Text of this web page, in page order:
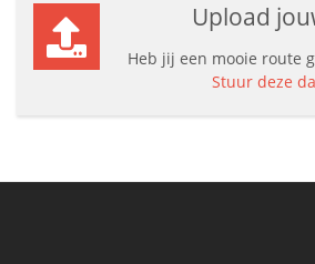
Upload
Heb jij een mooie route
Stuur deze